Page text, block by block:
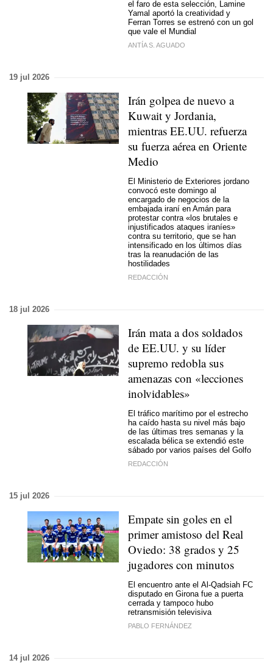
el faro de esta selección, Lamine
Yamal aportó la creatividad y
Ferran Torres se estrenó con un gol
que vale el Mundial
ANTÍA S. AGUADO
19 jul 2026
Irán golpea de nuevo a
Kuwait y Jordania,
mientras EE.UU. refuerza
su fuerza aérea en Oriente
Medio
El Ministerio de Exteriores jordano
convocó este domingo al
encargado de negocios de la
embajada iraní en Amán para
protestar contra «los brutales e
injustificados ataques iraníes»
contra su territorio, que se han
intensificado en los últimos días
tras la reanudación de las
hostilidades
REDACCIÓN
18 jul 2026
Irán mata a dos soldados
de EE.UU. y su líder
supremo redobla sus
amenazas con «lecciones
inolvidables»
El tráfico marítimo por el estrecho
ha caído hasta su nivel más bajo
de las últimas tres semanas y la
escalada bélica se extendió este
sábado por varios países del Golfo
REDACCIÓN
15 jul 2026
Empate sin goles en el
primer amistoso del Real
Oviedo: 38 grados y 25
jugadores con minutos
El encuentro ante el Al-Qadsiah FC
disputado en Girona fue a puerta
cerrada y tampoco hubo
retransmisión televisiva
PABLO FERNÁNDEZ
14 jul 2026